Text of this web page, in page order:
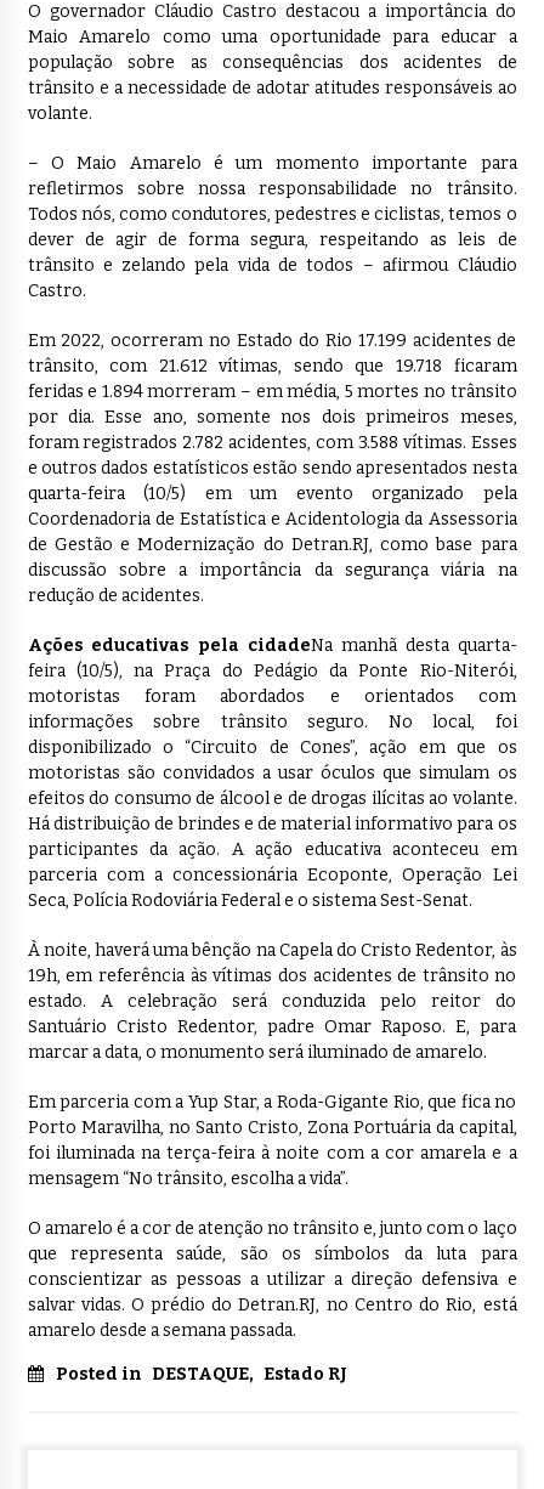
O governador Cláudio Castro destacou a importância do
Maio Amarelo como uma oportunidade para educar a
população sobre as consequências dos acidentes de
trânsito e a necessidade de adotar atitudes responsáveis ao
volante.
– O Maio Amarelo é um momento importante para
refletirmos sobre nossa responsabilidade no trânsito.
Todos nós, como condutores, pedestres e ciclistas, temos o
dever de agir de forma segura, respeitando as leis de
trânsito e zelando pela vida de todos – afirmou Cláudio
Castro.
Em 2022, ocorreram no Estado do Rio 17.199 acidentes de
trânsito, com 21.612 vítimas, sendo que 19.718 ficaram
feridas e 1.894 morreram – em média, 5 mortes no trânsito
por dia. Esse ano, somente nos dois primeiros meses,
foram registrados 2.782 acidentes, com 3.588 vítimas. Esses
e outros dados estatísticos estão sendo apresentados nesta
quarta-feira (10/5) em um evento organizado pela
Coordenadoria de Estatística e Acidentologia da Assessoria
de Gestão e Modernização do Detran.RJ, como base para
discussão sobre a importância da segurança viária na
redução de acidentes.
Ações educativas pela cidadeNa manhã desta quarta-
feira (10/5), na Praça do Pedágio da Ponte Rio-Niterói,
motoristas foram abordados e orientados com
informações sobre trânsito seguro. No local, foi
disponibilizado o “Circuito de Cones”, ação em que os
motoristas são convidados a usar óculos que simulam os
efeitos do consumo de álcool e de drogas ilícitas ao volante.
Há distribuição de brindes e de material informativo para os
participantes da ação. A ação educativa aconteceu em
parceria com a concessionária Ecoponte, Operação Lei
Seca, Polícia Rodoviária Federal e o sistema Sest-Senat.
À noite, haverá uma bênção na Capela do Cristo Redentor, às
19h, em referência às vítimas dos acidentes de trânsito no
estado. A celebração será conduzida pelo reitor do
Santuário Cristo Redentor, padre Omar Raposo. E, para
marcar a data, o monumento será iluminado de amarelo.
Em parceria com a Yup Star, a Roda-Gigante Rio, que fica no
Porto Maravilha, no Santo Cristo, Zona Portuária da capital,
foi iluminada na terça-feira à noite com a cor amarela e a
mensagem “No trânsito, escolha a vida”.
O amarelo é a cor de atenção no trânsito e, junto com o laço
que representa saúde, são os símbolos da luta para
conscientizar as pessoas a utilizar a direção defensiva e
salvar vidas. O prédio do Detran.RJ, no Centro do Rio, está
amarelo desde a semana passada.
Posted in DESTAQUE, Estado RJ